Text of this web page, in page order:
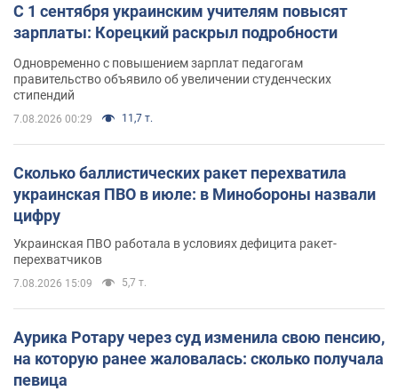
С 1 сентября украинским учителям повысят
зарплаты: Корецкий раскрыл подробности
Одновременно с повышением зарплат педагогам
правительство объявило об увеличении студенческих
стипендий
7.08.2026 00:29 11,7 т.
Сколько баллистических ракет перехватила
украинская ПВО в июле: в Минобороны назвали
цифру
Украинская ПВО работала в условиях дефицита ракет-
перехватчиков
7.08.2026 15:09 5,7 т.
Аурика Ротару через суд изменила свою пенсию,
на которую ранее жаловалась: сколько получала
певица